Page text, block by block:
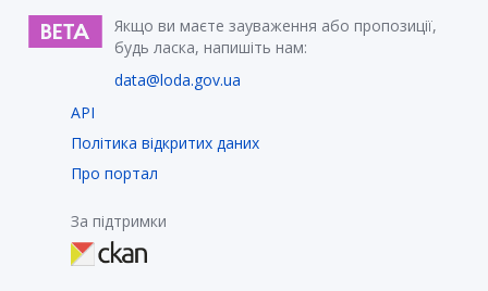
Якщо ви маєте зауваження або пропозиції,
будь ласка, напишіть нам:
data@loda.gov.ua
API
Політика відкритих даних
Про портал
За підтримки